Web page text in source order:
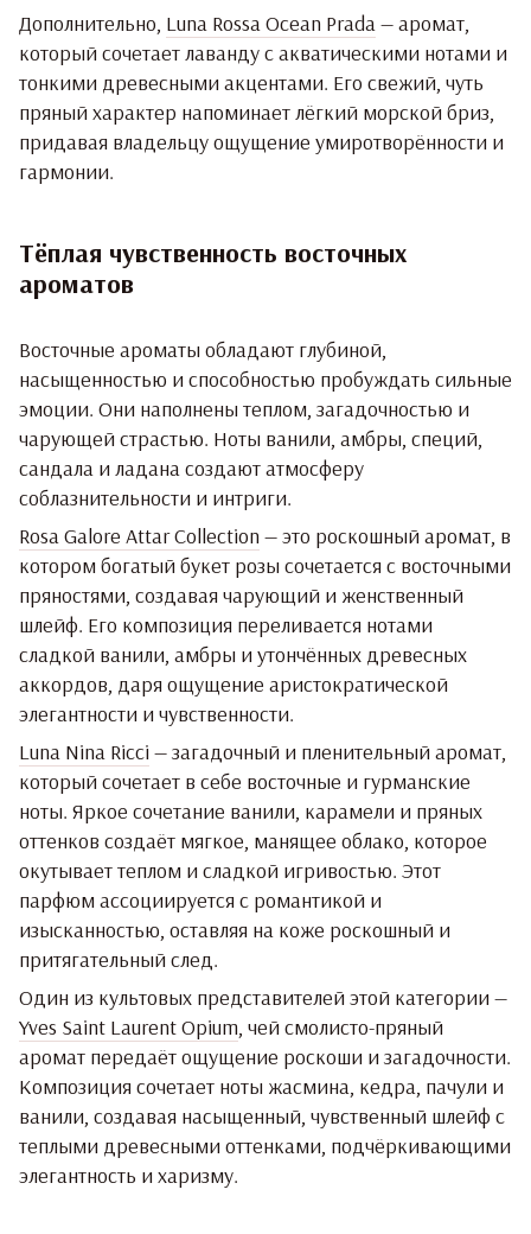
Дополнительно, Luna Rossa Ocean Prada— аромат,
который сочетает лаванду с акватическими нотами и
тонкими древесными акцентами. Его свежий, чуть
пряный характер напоминает лёгкий морской бриз,
придавая владельцу ощущение умиротворённости и
гармонии.
Тёплая чувственность восточных
ароматов
Восточные ароматы обладают глубиной,
насыщенностью и способностью пробуждать сильные
эмоции. Они наполнены теплом, загадочностью и
чарующей страстью. Ноты ванили, амбры, специй,
сандала и ладана создают атмосферу
соблазнительности и интриги.
Rosa Galore Attar Collection — это роскошный аромат, в
котором богатый букет розы сочетается с восточными
пряностями, создавая чарующий и женственный
шлейф. Его композиция переливается нотами
сладкой ванили, амбры и утончённых древесных
аккордов, даря ощущение аристократической
элегантности и чувственности.
Luna Nina Ricci— загадочный и пленительный аромат,
который сочетает в себе восточные и гурманские
ноты. Яркое сочетание ванили, карамели и пряных
оттенков создаёт мягкое, манящее облако, которое
окутывает теплом и сладкой игривостью. Этот
парфюм ассоциируется с романтикой и
изысканностью, оставляя на коже роскошный и
притягательный след.
Один из культовых представителей этой категории —
Yves Saint Laurent Opium, чей смолисто-пряный
аромат передаёт ощущение роскоши и загадочности.
Композиция сочетает ноты жасмина, кедра, пачули и
ванили, создавая насыщенный, чувственный шлейф с
теплыми древесными оттенками, подчёркивающими
элегантность и харизму.